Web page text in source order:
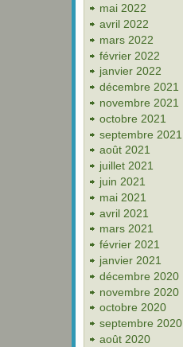
mai 2022
avril 2022
mars 2022
février 2022
janvier 2022
décembre 2021
novembre 2021
octobre 2021
septembre 2021
août 2021
juillet 2021
juin 2021
mai 2021
avril 2021
mars 2021
février 2021
janvier 2021
décembre 2020
novembre 2020
octobre 2020
septembre 2020
août 2020